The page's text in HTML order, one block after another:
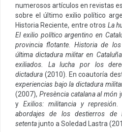
numerosos artículos en revistas
sobre el último exilio político
Historia Reciente, entre otros La
El exilio político argentino en
provincia flotante. Historia de
última dictadura militar en
exiliados. La lucha por los
dictadura (2010). En coautoría
experiencias bajo la dictadura
(2007), Presència catalana al món
y Exilios: militancia y
abordajes de los destierros
setentajunto a Soledad Lastra